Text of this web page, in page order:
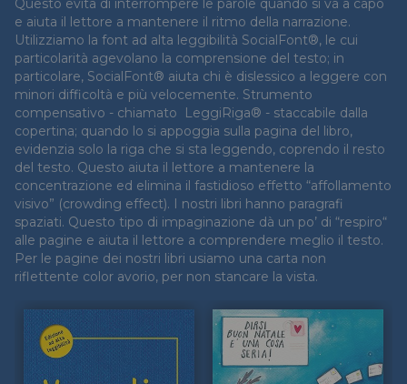
l’inaugurazione del Museo San
Fedele. Itinerari di arte e fede.
Jannis Kounellis, Mimmo
Paladino, Claudio Parmiggiani,
Nicola De Maria e molti altri
artisti hanno lavorato negli
spazi della chiesa per dare vita a
vere e proprie “stanze di
contemplazione”. Il libro è
un’utile guida lungo le tappe di
questo cammino.
e nella moda, l’autrice
ricostruisce l’evolvere della
concezione della morte nel suo
legame profondo con il corpo,
in tensione dinamica tra
sostanza e apparenza. In questo
processo anche il look ha
giocato un ruolo fondamentale,
seguendo una riflessione
presente già nella Bibbia e nei
Padri della Chiesa, dove l’abito è
simbolo di ambiguità e
illusione, ma anche specchio
verace della nostra natura
mortale.
Questo evita di interrompere le parole quando si va a capo
e aiuta il lettore a mantenere il ritmo della narrazione.
Utilizziamo la font ad alta leggibilità SocialFont®, le cui
particolarità agevolano la comprensione del testo; in
particolare, SocialFont® aiuta chi è dislessico a leggere con
minori difficoltà e più velocemente. Strumento
compensativo - chiamato LeggiRiga® - staccabile dalla
copertina; quando lo si appoggia sulla pagina del libro,
evidenzia solo la riga che si sta leggendo, coprendo il resto
del testo. Questo aiuta il lettore a mantenere la
concentrazione ed elimina il fastidioso effetto “affollamento
visivo” (crowding effect). I nostri libri hanno paragrafi
spaziati. Questo tipo di impaginazione dà un po’ di “respiro“
alle pagine e aiuta il lettore a comprendere meglio il testo.
Per le pagine dei nostri libri usiamo una carta non
riflettente color avorio, per non stancare la vista.